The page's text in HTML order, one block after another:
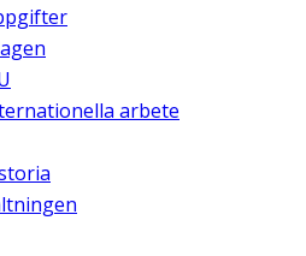
arbete